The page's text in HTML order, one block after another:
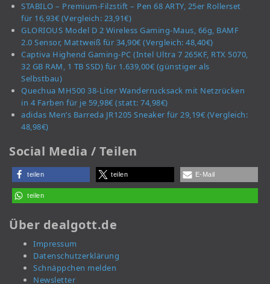
STABILO – Premium-Filzstift – Pen 68 ARTY, 25er Rollerset
für 16,93€ (Vergleich: 23,91€)
GLORIOUS Model D 2 Wireless Gaming-Maus, 66g, BAMF
2.0 Sensor, Mattweiß für 34,90€ (Vergleich: 48,40€)
Captiva Highend Gaming-PC (Intel Ultra 7 265KF, RTX 5070,
32 GB RAM, 1 TB SSD) für 1.639,00€ (günstiger als
Selbstbau)
Quechua MH500 38-Liter Wanderrucksack mit Netzrücken
in 4 Farben für je 59,98€ (statt: 74,98€)
adidas Men’s Barreda JR1205 Sneaker für 29,19€ (Vergleich:
48,98€)
Social Media / Teilen
teilen teilen E-Mail
teilen
Über dealgott.de
Impressum
Datenschutzerklärung
Schnäppchen melden
Newsletter